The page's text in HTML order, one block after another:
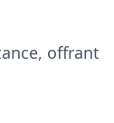
offrant